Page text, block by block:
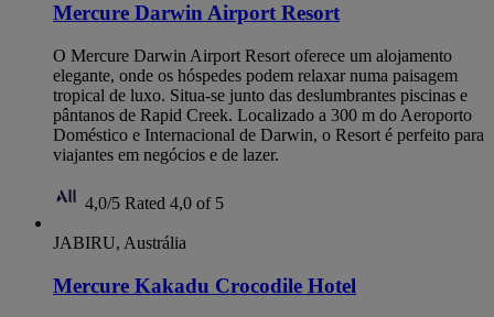
Mercure Darwin Airport Resort
O Mercure Darwin Airport Resort oferece um alojamento
elegante, onde os hóspedes podem relaxar numa paisagem
tropical de luxo. Situa-se junto das deslumbrantes piscinas e
pântanos de Rapid Creek. Localizado a 300 m do Aeroporto
Doméstico e Internacional de Darwin, o Resort é perfeito para
viajantes em negócios e de lazer.
4,0/5 Rated 4,0 of 5
JABIRU, Austrália
Mercure Kakadu Crocodile Hotel